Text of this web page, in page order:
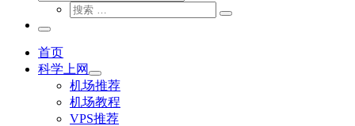
搜
索
搜
搜
主
菜
单
首页
科学上网
机场推荐
机场教程
VPS推荐